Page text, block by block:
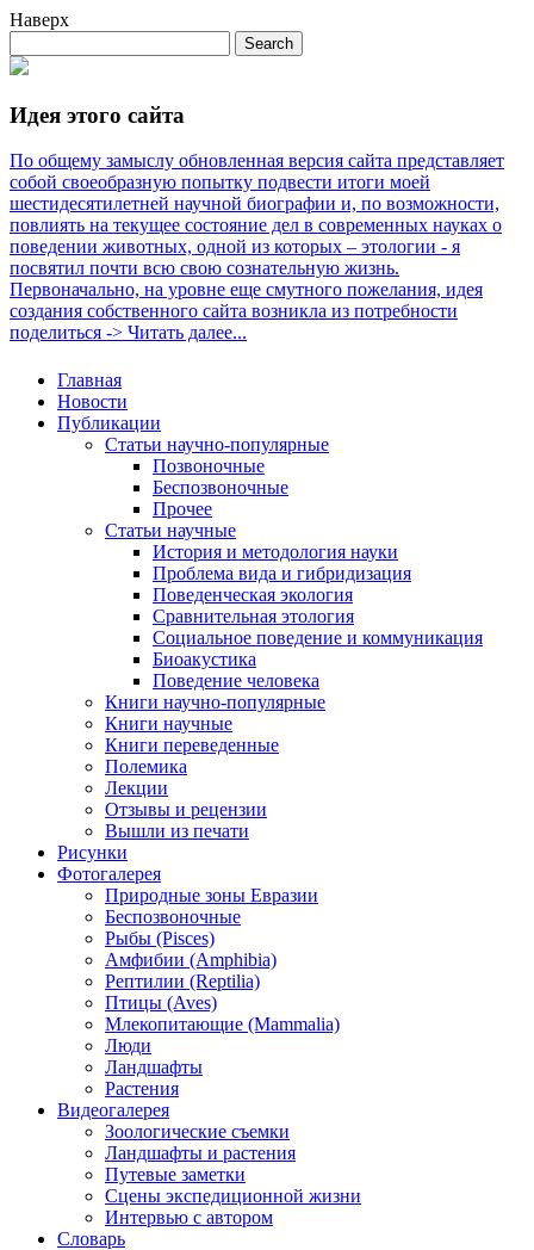
Наверх
Идея этого сайта
По общему замыслу обновленная версия сайта представляет
собой своеобразную попытку подвести итоги моей
шестидесятилетней научной биографии и, по возможности,
повлиять на текущее состояние дел в современных науках о
поведении животных, одной из которых – этологии - я
посвятил почти всю свою сознательную жизнь.
Первоначально, на уровне еще смутного пожелания, идея
создания собственного сайта возникла из потребности
поделиться -> Читать далее...
Главная
Новости
Публикации
Статьи научно-популярные
Позвоночные
Беспозвоночные
Прочее
Статьи научные
История и методология науки
Проблема вида и гибридизация
Поведенческая экология
Сравнительная этология
Социальное поведение и коммуникация
Биоакустика
Поведение человека
Книги научно-популярные
Книги научные
Книги переведенные
Полемика
Лекции
Отзывы и рецензии
Вышли из печати
Рисунки
Фотогалерея
Природные зоны Евразии
Беспозвоночные
Рыбы (Pisces)
Амфибии (Amphibia)
Рептилии (Reptilia)
Птицы (Aves)
Млекопитающие (Mammalia)
Люди
Ландшафты
Растения
Видеогалерея
Зоологические съемки
Ландшафты и растения
Путевые заметки
Сцены экспедиционной жизни
Интервью с автором
Словарь